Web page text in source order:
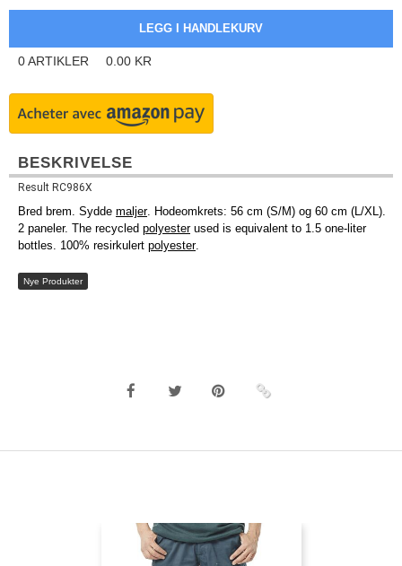
0ARTIKLER 0.00 KR
BESKRIVELSE
Result RC986X
Bred brem. Sydde maljer. Hodeomkrets: 56 cm (S/M) og 60 cm (L/XL).
2 paneler. The recycled polyesterused is equivalent to 1.5 one-liter
bottles. 100% resirkulert polyester.
Nye Produkter